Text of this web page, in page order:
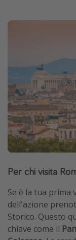
Per chi visita
Se è la tua prima
dell'azione
Storico. Questo
chiave come il